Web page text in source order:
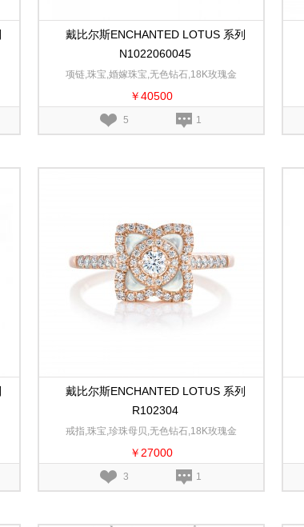
戴比尔斯ENCHANTED LOTUS 系列
N1022060045
项链,珠宝,婚嫁珠宝,无色钻石,18K玫瑰金
￥40500
5 1
戴比尔斯ENCHANTED LOTUS 系列
R102304
戒指,珠宝,珍珠母贝,无色钻石,18K玫瑰金
￥27000
3 1